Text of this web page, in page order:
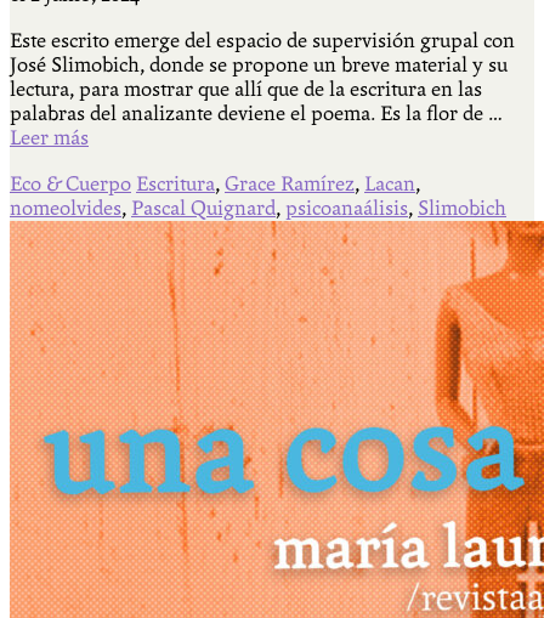
Este escrito emerge del espacio de supervisión grupal con
José Slimobich, donde se propone un breve material y su
lectura, para mostrar que allí que de la escritura en las
palabras del analizante deviene el poema. Es la flor de …
Leer más
Eco & Cuerpo Escritura, Grace Ramírez, Lacan,
nomeolvides, Pascal Quignard, psicoanaálisis, Slimobich